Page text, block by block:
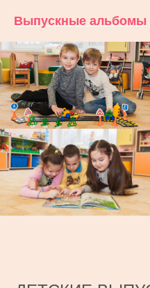
Выпускные альбомы